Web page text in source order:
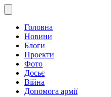
Головна
Новини
Блоги
Проекти
Фото
Досьє
Війна
Допомога армії